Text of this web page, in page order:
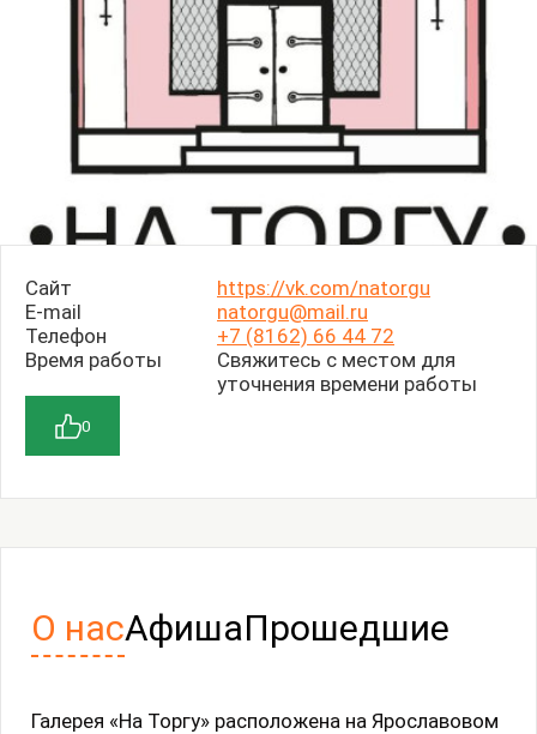
Сайт
https://vk.com/natorgu
E-mail
natorgu@mail.ru
Телефон
+7 (8162) 66 44 72
Время работы
Свяжитесь с местом для
уточнения времени работы
0
О насАфишаПрошедшие
Галерея «На Торгу» расположена на Ярославовом